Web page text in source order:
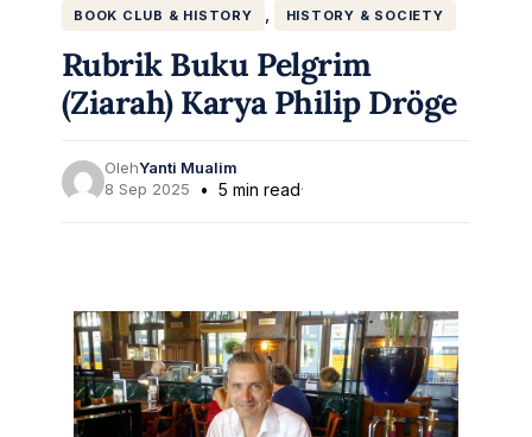
BOOK CLUB & HISTORY , HISTORY & SOCIETY
Rubrik Buku Pelgrim
(Ziarah) Karya Philip Dröge
OlehYanti Mualim
8 Sep 2025
5 min read·